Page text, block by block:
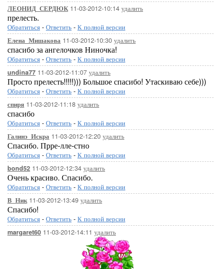
ЛЕОНИД_СЕРДЮК11-03-2012-10:14 удалить
прелесть.
Обратиться - Ответить - К полной версии
Елена_Мишакова 11-03-2012-10:30 удалить
спасибо за ангелочков Ниночка!
Обратиться - Ответить - К полной версии
undina77 11-03-2012-11:07 удалить
Просто прелесть!!!!!))) Большое спасибо! Утаскиваю себе)))
Обратиться - Ответить - К полной версии
спиря 11-03-2012-11:18 удалить
спасибо
Обратиться - Ответить - К полной версии
Галинэ_Искра 11-03-2012-12:20 удалить
Спасибо. Прре-лле-стно
Обратиться - Ответить - К полной версии
bond52 11-03-2012-12:34 удалить
Очень красиво. Спасибо.
Обратиться - Ответить - К полной версии
В_Ник11-03-2012-13:49 удалить
Спасибо!
Обратиться - Ответить - К полной версии
margaret60 11-03-2012-14:11 удалить